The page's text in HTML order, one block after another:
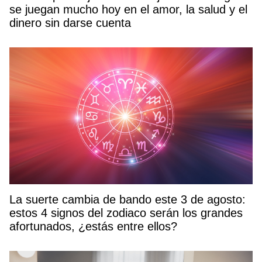
se juegan mucho hoy en el amor, la salud y el
dinero sin darse cuenta
La suerte cambia de bando este 3 de agosto:
estos 4 signos del zodiaco serán los grandes
afortunados, ¿estás entre ellos?